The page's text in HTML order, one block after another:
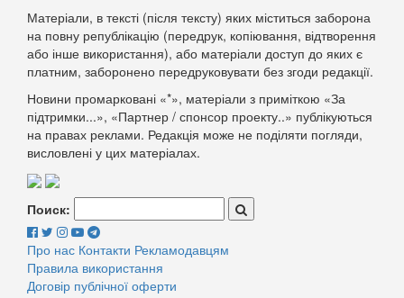
Матеріали, в тексті (після тексту) яких міститься заборона
на повну републікацію (передрук, копіювання, відтворення
або інше використання), або матеріали доступ до яких є
платним, заборонено передруковувати без згоди редакції.
Новини промарковані «*», матеріали з приміткою «За
підтримки...», «Партнер / спонсор проекту..» публікуються
на правах реклами. Редакція може не поділяти погляди,
висловлені у цих матеріалах.
Поиск:
Про нас Контакти Рекламодавцям
Правила використання
Договір публічної оферти